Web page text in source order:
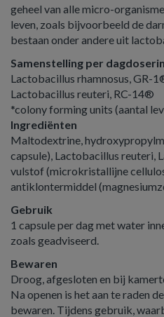
geheel van alle micro-
leven, zoals bijvoorbeeld de
bestaan onder andere uit
Samenstelling per
Lactobacillus rhamnosus, GR-
Lactobacillus reuteri, RC-14®
*colony forming units (aantal
Ingrediënten
Maltodextrine,
capsule), Lactobacillus reuteri,
vulstof (microkristallijne
antiklontermiddel
Gebruik
1 capsule per dag met water
zoals geadviseerd.
Bewaren
Droog, afgesloten en bij
Na openen is het aan te raden
bewaren. Tijdens gebruik,